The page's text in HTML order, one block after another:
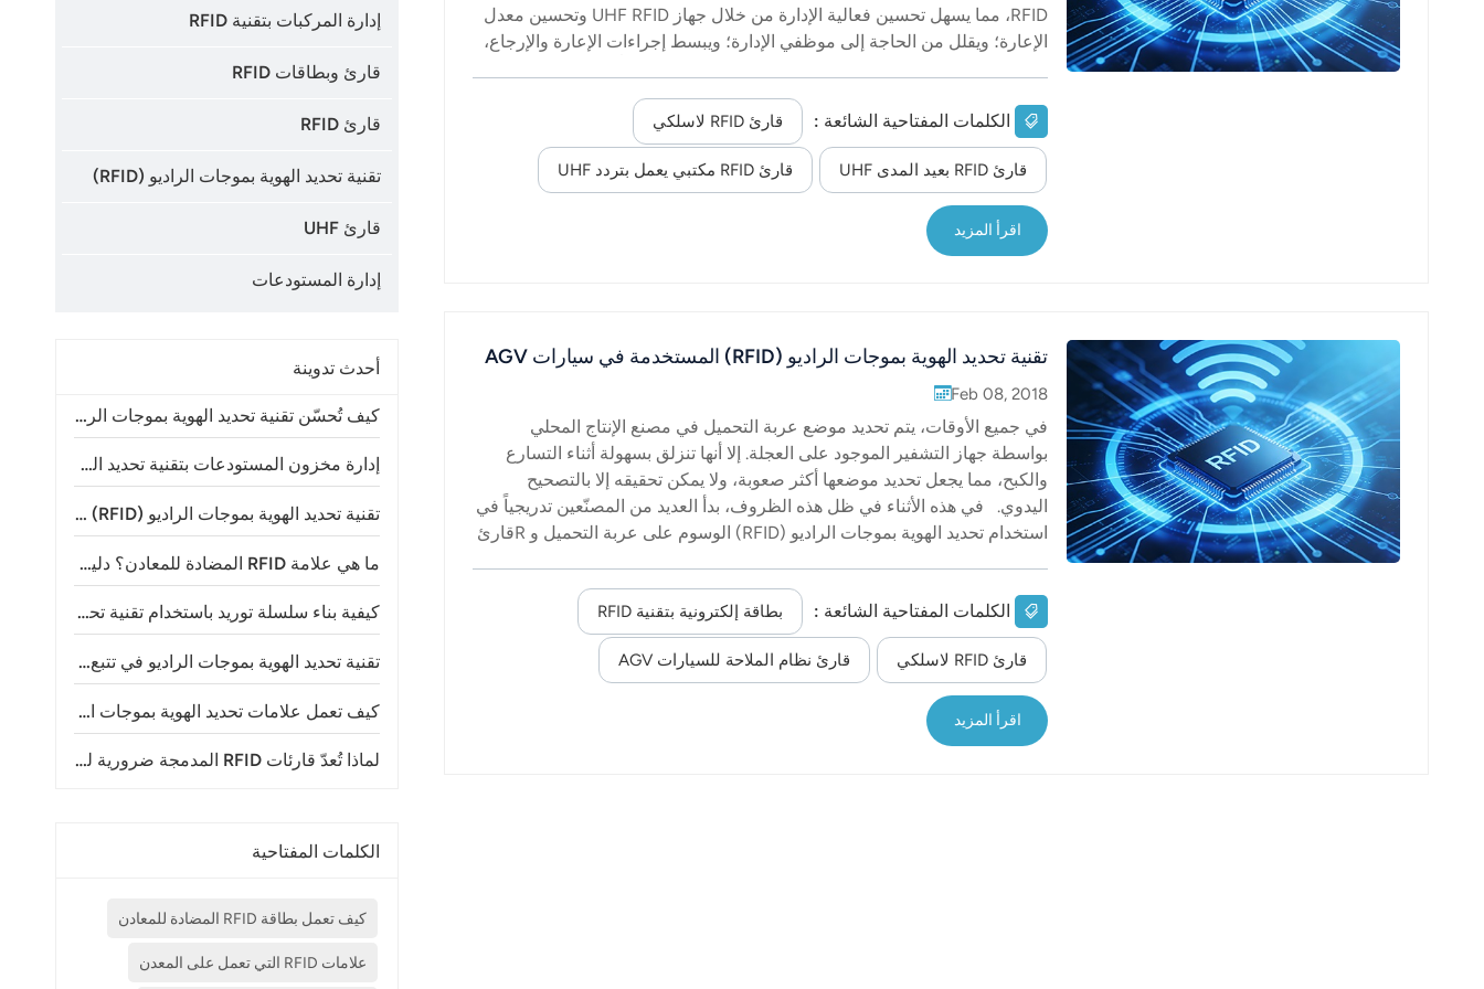
عربي
日语
แบบไทย
Tiếng Việt
Indonesia
norsk
magyar
إدارة المركبات بتقنية RFID
قارئ وبطاقات RFID
قارئ RFID
تقنية تحديد الهوية بموجات الراديو (RFID)
قارئ UHF
إدارة المستودعات
أحدث تدوينة
كيف تُحسّن تقنية تحديد الهوية بموجات الراديو (RFID) دقة جرد المخزون وعمليات المتاجر
إدارة مخزون المستودعات بتقنية تحديد الهوية بموجات الراديو (RFID): الفوائد والتطبيقات ودليل التنفيذ
تقنية تحديد الهوية بموجات الراديو (RFID) في مدن الملاهي: استخداماتها وفوائدها وكيفية عملها
ما هي علامة RFID المضادة للمعادن؟ دليل شامل لتقنية RFID على المعادن
كيفية بناء سلسلة توريد باستخدام تقنية تحديد الهوية بموجات الراديو (RFID) للتتبع
تقنية تحديد الهوية بموجات الراديو في تتبع الحيوانات: إحداث تحول في إدارة الثروة الحيوانية ومراقبة الحياة البرية
كيف تعمل علامات تحديد الهوية بموجات الراديو (RFID) للماشية؟ فهم تكنولوجيا تحديد هوية الماشية الحديثة
لماذا تُعدّ قارئات RFID المدمجة ضرورية لتطبيقات إنترنت الأشياء الحديثة؟
الكلمات المفتاحية
كيف تعمل بطاقة RFID المضادة للمعادن
علامات RFID التي تعمل على المعدن
RFID، مما يسهل تحسين فعالية الإدارة من خلال جهاز UHF RFID وتحسين معدل
الإعارة؛ ويقلل من الحاجة إلى موظفي الإدارة؛ ويبسط إجراءات الإعارة والإرجاع،
نظام إدارة الكتب بتقنية RFID يشمل نظام نقل العلامات، ونظام الاستعارة الذاتية،
ونظام الإرجاع الذاتي، ونظام البحث الذكي، ونظام جرد السيارات اليدوية، ونظام
فحص البوابات الآمنة. ثالثًا: ضروري الآن، تتزايد باستمرار مشكلة إدارة الكتب في
المكتبات، وتتزايد الحاجة إلى خدمة القراء، وتواجه المكتبات قيودًا في الميزانية
والموظفين، و...
الكلمات المفتاحية الشائعة : قارئ RFID لاسلكي
قارئ RFID بعيد المدى UHF قارئ RFID مكتبي يعمل بتردد UHF
اقرأ المزيد
تقنية تحديد الهوية بموجات الراديو (RFID) المستخدمة في سيارات AGV
Feb 08, 2018
في جميع الأوقات، يتم تحديد موضع عربة التحميل في مصنع الإنتاج المحلي
بواسطة جهاز التشفير الموجود على العجلة. إلا أنها تنزلق بسهولة أثناء التسارع
والكبح، مما يجعل تحديد موضعها أكثر صعوبة، ولا يمكن تحقيقه إلا بالتصحيح
اليدوي. في هذه الأثناء في ظل هذه الظروف، بدأ العديد من المصنّعين تدريجياً في
استخدام تحديد الهوية بموجات الراديو (RFID) الوسوم على عربة التحميل و Rقارئ
كفاءة العمل. من بين هذه العوامل، يحتاج مصنّعو كربيد الكالسيوم بشكل عاجل
إلى تحسين عملية الإنتاج. فلكي يتم ملء أفران كربيد الكالسيوم، يجب محاذاة
المواد الخام بدقة مع باب تحميل عربة السكة الحديدية، وذلك لتقليل هدر المواد.
عند استخدام جهاز التشفير للقياس، يتسبب تسارع العربة واكتشافها وكبحها في
انزلاق طفيف، بينما لا يقيس جهاز التشفير مسافة الانزلاق، مم...
الكلمات المفتاحية الشائعة : بطاقة إلكترونية بتقنية RFID
قارئ RFID لاسلكي قارئ نظام الملاحة للسيارات AGV
اقرأ المزيد